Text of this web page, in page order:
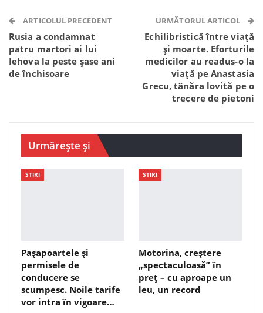
Telegram WhatsApp Viber
ARTICOLUL PRECEDENT
Rusia a condamnat
patru martori ai lui
Iehova la peste șase ani
de închisoare
URMĂTORUL ARTICOL
Echilibristică între viață
și moarte. Eforturile
medicilor au readus-o la
viață pe Anastasia
Grecu, tânăra lovită pe o
trecere de pietoni
Urmărește și
STIRI
Pașapoartele și
permisele de
conducere se
scumpesc. Noile tarife
vor intra în vigoare…
STIRI
Motorina, creștere
„spectaculoasă” în
preț – cu aproape un
leu, un record